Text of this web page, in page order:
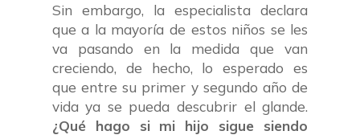
Sin embargo, la especialista declara
que a la mayoría de estos niños se les
va pasando en la medida que van
creciendo, de hecho, lo esperado es
que entre su primer y segundo año de
vida ya se pueda descubrir el glande.
¿Qué hago si mi hijo sigue siendo